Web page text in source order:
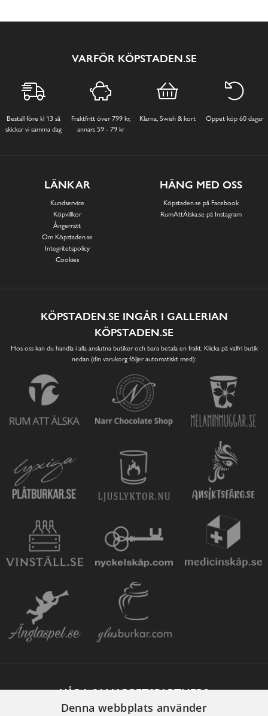
VARFÖR KÖPSTADEN.SE
Beställ före kl 13 så
skickar vi samma dag
Fraktfritt över 799 kr,
annars 59 - 79 kr
Klarna, Swish & kort Öppet köp 60 dagar
LÄNKAR
Kundservice
Köpvillkor
Ångerrätt
Om Köpstaden.se
Integritetspolicy
Cookies
HÄNG MED OSS
Köpstaden.se på Facebook
RumAttÄlska.se på Instagram
KÖPSTADEN.SE INGÅR I GALLERIAN
KÖPSTADEN.SE
Hos oss kan du handla i alla anslutna butiker och bara betala en frakt. Klicka på valfri butik
nedan (din varukorg följer automatiskt med):
VÅRA SAMARBETSPARTNERS
Denna webbplats använder